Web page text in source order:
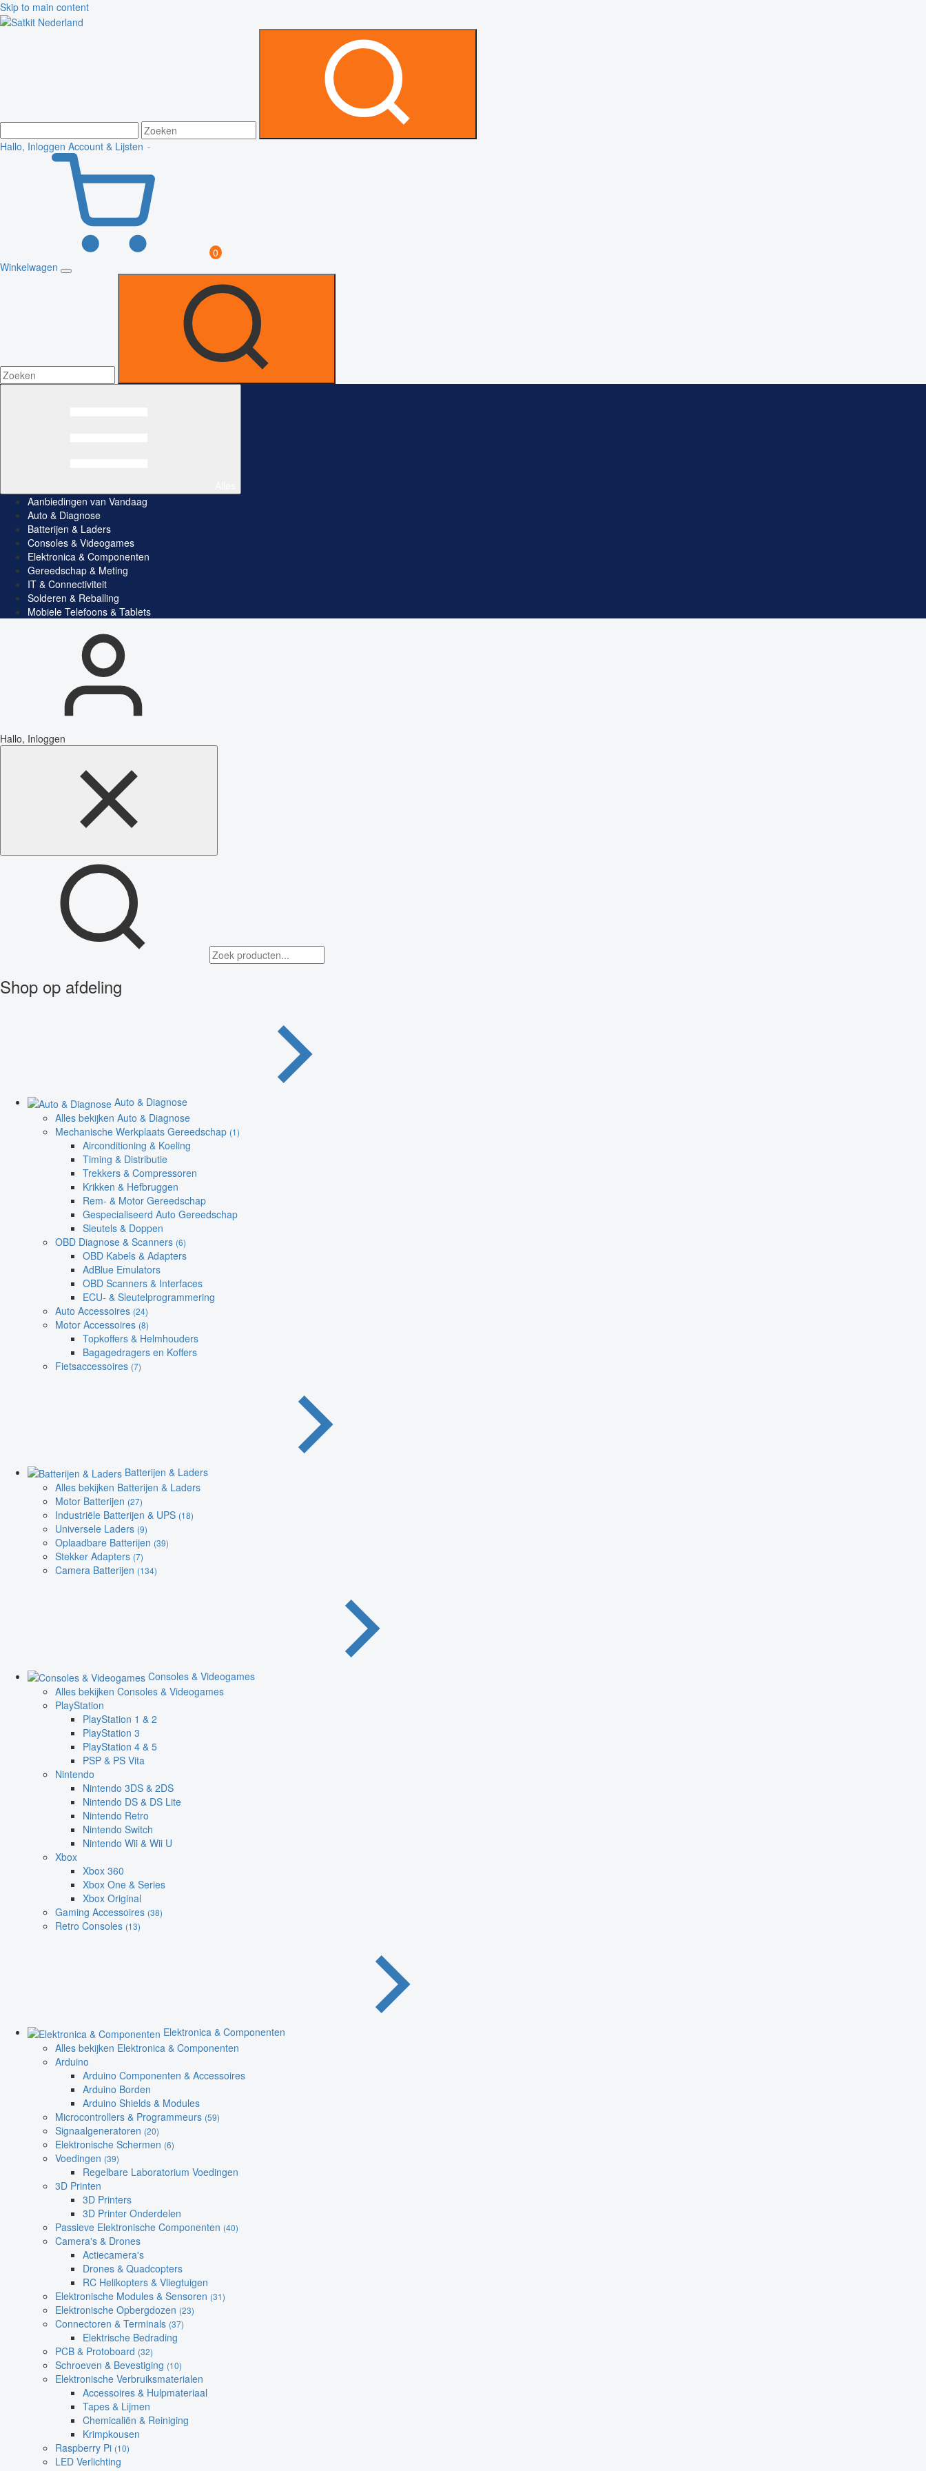
Skip to main content
Hallo, Inloggen Account & Lijsten
0
Winkelwagen
Aanbiedingen van Vandaag
Auto & Diagnose
Batterijen & Laders
Consoles & Videogames
Elektronica & Componenten
Gereedschap & Meting
IT & Connectiviteit
Solderen & Reballing
Mobiele Telefoons & Tablets
Hallo, Inloggen
Shop op afdeling
Auto & Diagnose
Alles bekijken Auto & Diagnose
Mechanische Werkplaats Gereedschap (1)
Airconditioning & Koeling
Timing & Distributie
Trekkers & Compressoren
Krikken & Hefbruggen
Rem- & Motor Gereedschap
Gespecialiseerd Auto Gereedschap
Sleutels & Doppen
OBD Diagnose & Scanners (6)
OBD Kabels & Adapters
AdBlue Emulators
OBD Scanners & Interfaces
ECU- & Sleutelprogrammering
Auto Accessoires (24)
Motor Accessoires (8)
Topkoffers & Helmhouders
Bagagedragers en Koffers
Fietsaccessoires (7)
Batterijen & Laders
Alles bekijken Batterijen & Laders
Motor Batterijen (27)
Industriële Batterijen & UPS (18)
Universele Laders (9)
Oplaadbare Batterijen (39)
Stekker Adapters (7)
Camera Batterijen (134)
Consoles & Videogames
Alles bekijken Consoles & Videogames
PlayStation
PlayStation 1 & 2
PlayStation 3
PlayStation 4 & 5
PSP & PS Vita
Nintendo
Nintendo 3DS & 2DS
Nintendo DS & DS Lite
Nintendo Retro
Nintendo Switch
Nintendo Wii & Wii U
Xbox
Xbox 360
Xbox One & Series
Xbox Original
Gaming Accessoires (38)
Retro Consoles (13)
Elektronica & Componenten
Alles bekijken Elektronica & Componenten
Arduino
Arduino Componenten & Accessoires
Arduino Borden
Arduino Shields & Modules
Microcontrollers & Programmeurs (59)
Signaalgeneratoren (20)
Elektronische Schermen (6)
Voedingen (39)
Regelbare Laboratorium Voedingen
3D Printen
3D Printers
3D Printer Onderdelen
Passieve Elektronische Componenten (40)
Camera's & Drones
Actiecamera's
Drones & Quadcopters
RC Helikopters & Vliegtuigen
Elektronische Modules & Sensoren (31)
Elektronische Opbergdozen (23)
Connectoren & Terminals (37)
Elektrische Bedrading
PCB & Protoboard (32)
Schroeven & Bevestiging (10)
Elektronische Verbruiksmaterialen
Accessoires & Hulpmateriaal
Tapes & Lijmen
Chemicaliën & Reiniging
Krimpkousen
Raspberry Pi (10)
LED Verlichting